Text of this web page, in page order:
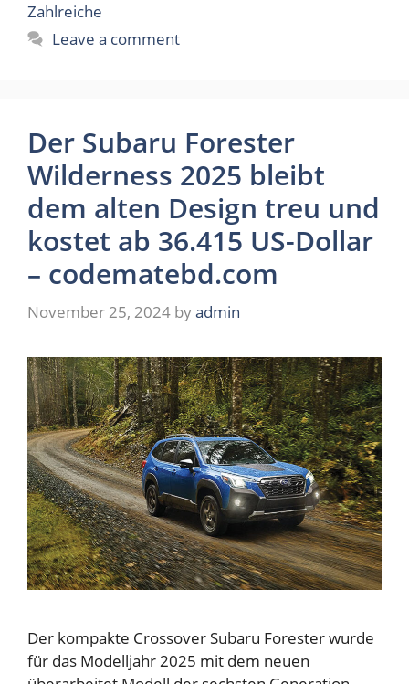
Zahlreiche
Leave a comment
Der Subaru Forester
Wilderness 2025 bleibt
dem alten Design treu und
kostet ab 36.415 US-Dollar
– codematebd.com
November 25, 2024 byadmin
Der kompakte Crossover Subaru Forester wurde
für das Modelljahr 2025 mit dem neuen